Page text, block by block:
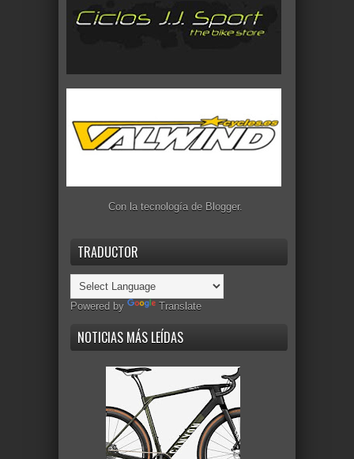
Con la tecnología de Blogger.
TRADUCTOR
Powered by Translate
NOTICIAS MÁS LEÍDAS